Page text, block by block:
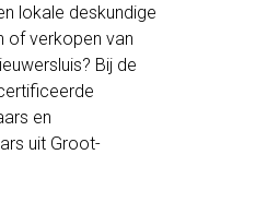
lokale deskundige
of verkopen van
Bij de
en
uit Groot-